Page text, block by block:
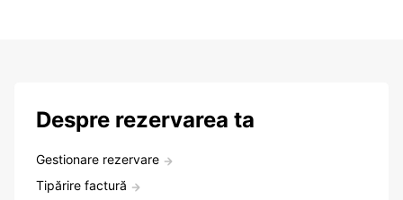
Despre rezervarea ta
Gestionare rezervare
Tipărire factură